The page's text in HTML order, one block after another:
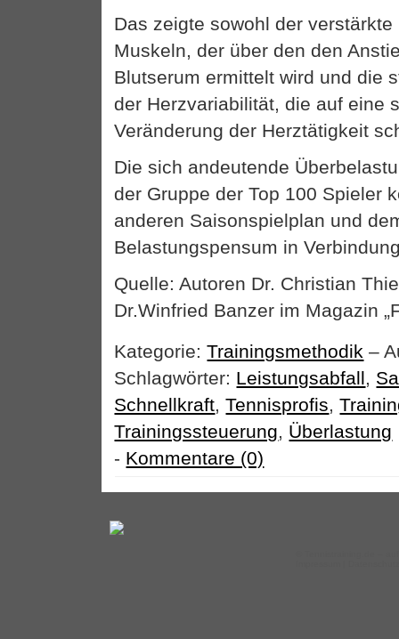
Das zeigte sowohl der
Muskeln, der über den den
Blutserum ermittelt wird und die
der Herzvariabilität, die auf eine
Veränderung der Herztätigkeit
Die sich andeutende
der Gruppe der Top 100 Spieler
anderen Saisonspielplan und
Belastungspensum in
Quelle: Autoren Dr. Christian
Dr.Winfried Banzer im Magazin
Kategorie:Trainingsmethodik –
Schlagwörter: Leistungsabfall,
Schnellkraft,Tennisprofis,
Trainingssteuerung, Überlastung
- Kommentare (0)